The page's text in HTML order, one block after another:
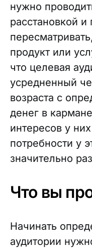
нужно
расстановкой
продукт или
что целевая
усредненный
возраста с
денег в
интересов у
потребности у
значительно
Что вы
Начинать
аудитории